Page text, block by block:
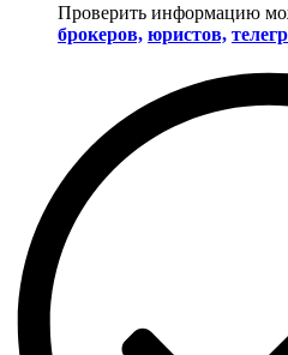
Проверить информацию
брокеров, юристов,